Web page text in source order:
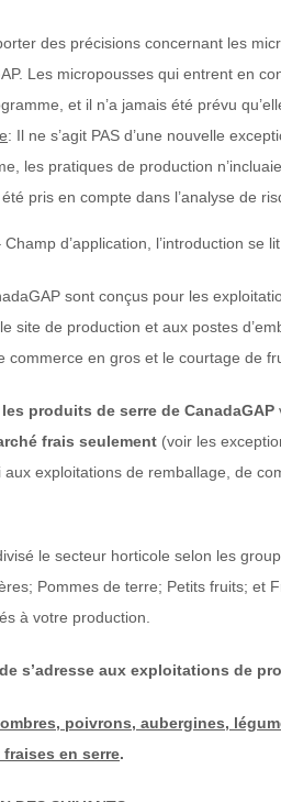
des précisions concernant les
Les micropousses qui entrent en
et il n’a jamais été prévu
: Il ne s’agit PAS d’une nouvelle
les pratiques de production
été pris en compte dans l’analyse de
d’application, l’introduction se
sont conçus pour les
site de production et aux postes
commerce en gros et le courtage de
produits de serre de CanadaGAP
frais seulement (voir les
aux exploitations de remballage, de
le secteur horticole selon les
Pommes de terre; Petits fruits; et
à votre production.
s’adresse aux exploitations de
poivrons, aubergines,
en serre.